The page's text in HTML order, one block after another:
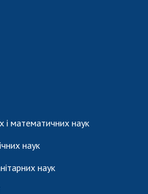
і математичних наук
наук
наук